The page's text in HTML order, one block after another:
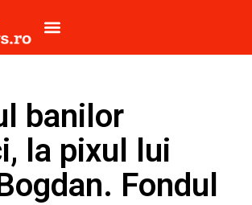
banilor
la pixul lui
Fondul